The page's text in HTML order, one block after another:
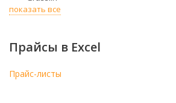
показать все
Прайсы в Excel
Прайс-листы